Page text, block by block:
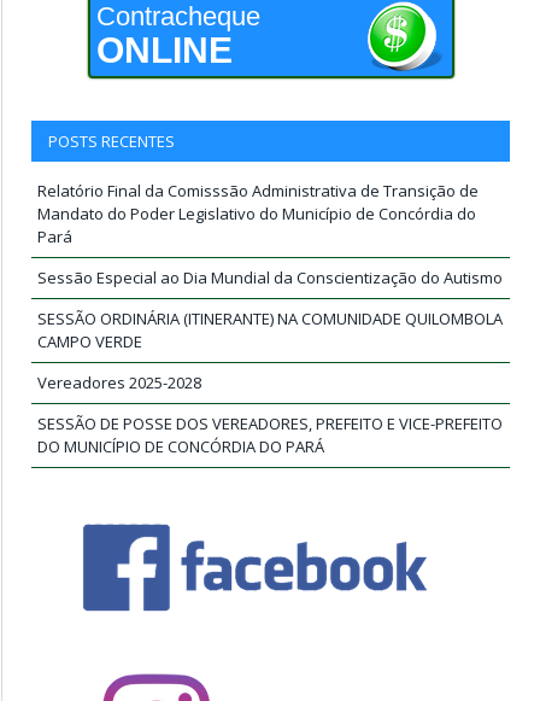
Contracheque
ONLINE
POSTS RECENTES
Relatório Final da Comisssão Administrativa de Transição de
Mandato do Poder Legislativo do Município de Concórdia do
Pará
Sessão Especial ao Dia Mundial da Conscientização do Autismo
SESSÃO ORDINÁRIA (ITINERANTE) NA COMUNIDADE QUILOMBOLA
CAMPO VERDE
Vereadores 2025-2028
SESSÃO DE POSSE DOS VEREADORES, PREFEITO E VICE-PREFEITO
DO MUNICÍPIO DE CONCÓRDIA DO PARÁ